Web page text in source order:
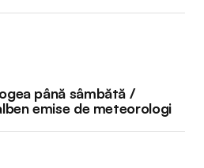
până sâmbătă /
emise de meteorologi